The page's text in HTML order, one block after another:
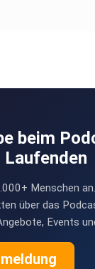
beim
Laufenden
Menschen
über das
Events